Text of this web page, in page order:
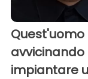
avvicinando
impiantare